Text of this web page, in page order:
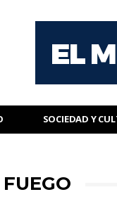
SOCIEDAD Y